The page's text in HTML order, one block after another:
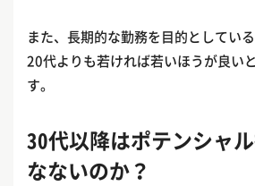
また、長期的な勤務を目的としてい
20代よりも若ければ若いほうが良い
す。
30代以降はポテンシャ
なないのか？